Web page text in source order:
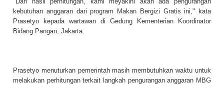
kebutuhan anggaran dari program Makan Bergizi Gratis ini," kata
Prasetyo kepada wartawan di Gedung Kementerian Koordinator
Bidang Pangan, Jakarta.
Prasetyo menuturkan pemerintah masih membutuhkan waktu untuk
melakukan perhitungan terkait langkah pengurangan anggaran MBG